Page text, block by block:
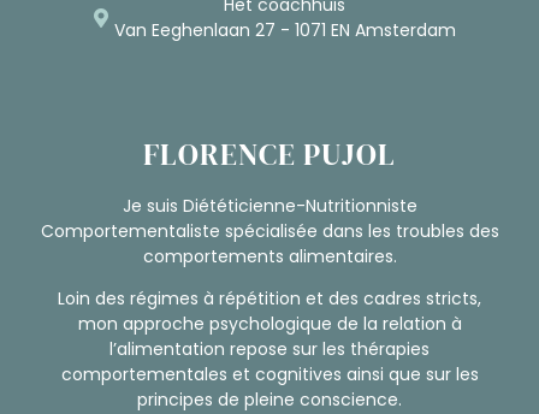
Van Eeghenlaan 27 - 1071 EN Amsterdam
FLORENCE PUJOL
Je suis Diététicienne-Nutritionniste
Comportementaliste spécialisée dans les troubles des
comportements alimentaires.
Loin des régimes à répétition et des cadres stricts,
mon approche psychologique de la relation à
l’alimentation repose sur les thérapies
comportementales et cognitives ainsi que sur les
principes de pleine conscience.